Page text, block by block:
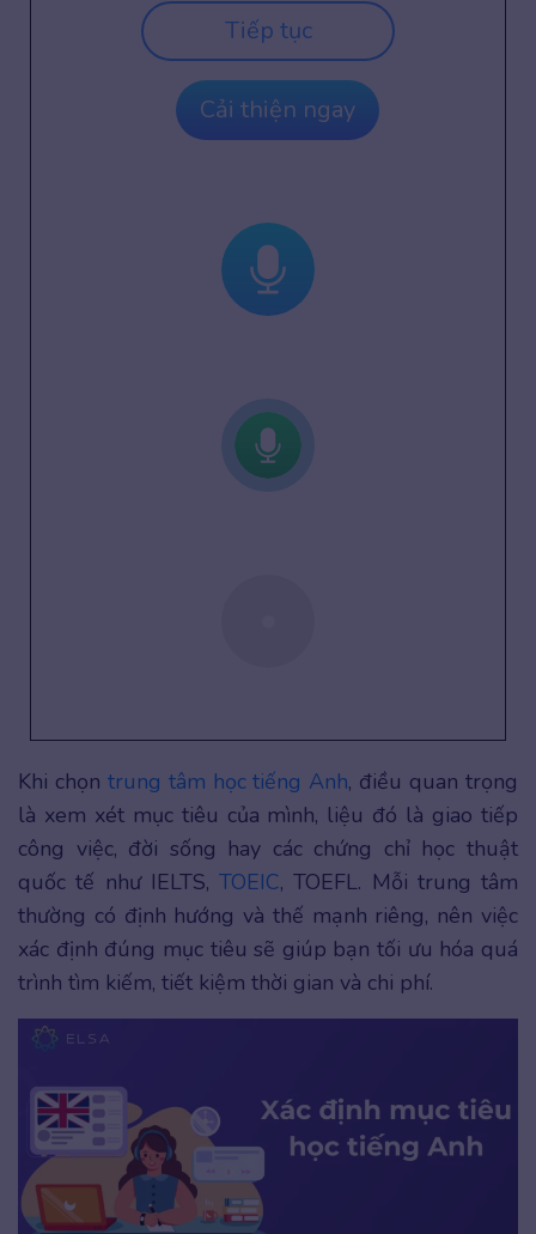
Tiếp tục
Cải thiện ngay
Khi chọn trung tâm học tiếng Anh, điều quan trọng
là xem xét mục tiêu của mình, liệu đó là giao tiếp
công việc, đời sống hay các chứng chỉ học thuật
quốc tế như IELTS, TOEIC, TOEFL. Mỗi trung tâm
thường có định hướng và thế mạnh riêng, nên việc
xác định đúng mục tiêu sẽ giúp bạn tối ưu hóa quá
trình tìm kiếm, tiết kiệm thời gian và chi phí.